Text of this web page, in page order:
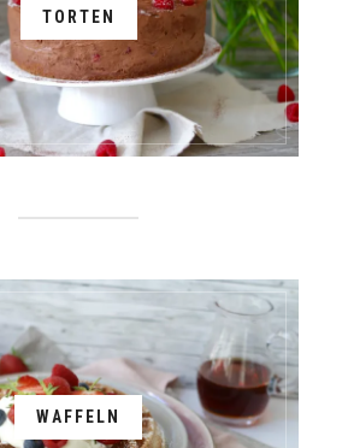
TORTEN
WAFFELN